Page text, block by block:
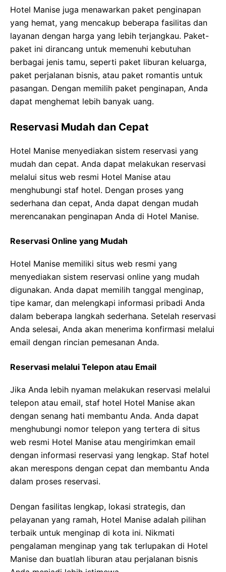
Hotel Manise juga menawarkan paket penginapan
yang hemat, yang mencakup beberapa fasilitas dan
layanan dengan harga yang lebih terjangkau. Paket-
paket ini dirancang untuk memenuhi kebutuhan
berbagai jenis tamu, seperti paket liburan keluarga,
paket perjalanan bisnis, atau paket romantis untuk
pasangan. Dengan memilih paket penginapan, Anda
dapat menghemat lebih banyak uang.
Reservasi Mudah dan Cepat
Hotel Manise menyediakan sistem reservasi yang
mudah dan cepat. Anda dapat melakukan reservasi
melalui situs web resmi Hotel Manise atau
menghubungi staf hotel. Dengan proses yang
sederhana dan cepat, Anda dapat dengan mudah
merencanakan penginapan Anda di Hotel Manise.
Reservasi Online yang Mudah
Hotel Manise memiliki situs web resmi yang
menyediakan sistem reservasi online yang mudah
digunakan. Anda dapat memilih tanggal menginap,
tipe kamar, dan melengkapi informasi pribadi Anda
dalam beberapa langkah sederhana. Setelah reservasi
Anda selesai, Anda akan menerima konfirmasi melalui
email dengan rincian pemesanan Anda.
Reservasi melalui Telepon atau Email
Jika Anda lebih nyaman melakukan reservasi melalui
telepon atau email, staf hotel Hotel Manise akan
dengan senang hati membantu Anda. Anda dapat
menghubungi nomor telepon yang tertera di situs
web resmi Hotel Manise atau mengirimkan email
dengan informasi reservasi yang lengkap. Staf hotel
akan merespons dengan cepat dan membantu Anda
dalam proses reservasi.
Dengan fasilitas lengkap, lokasi strategis, dan
pelayanan yang ramah, Hotel Manise adalah pilihan
terbaik untuk menginap di kota ini. Nikmati
pengalaman menginap yang tak terlupakan di Hotel
Manise dan buatlah liburan atau perjalanan bisnis